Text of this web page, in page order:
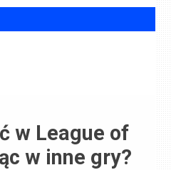
w League of
w inne gry?